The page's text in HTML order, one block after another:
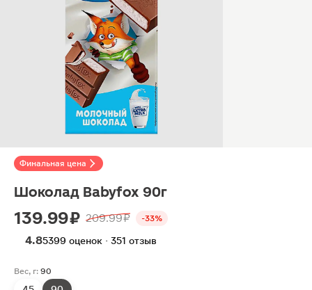
Финальная цена
Шоколад Babyfox 90г
139.99 ₽ 209.99 ₽ -33%
4.85399 оценок · 351 отзыв
Вес, г: 90